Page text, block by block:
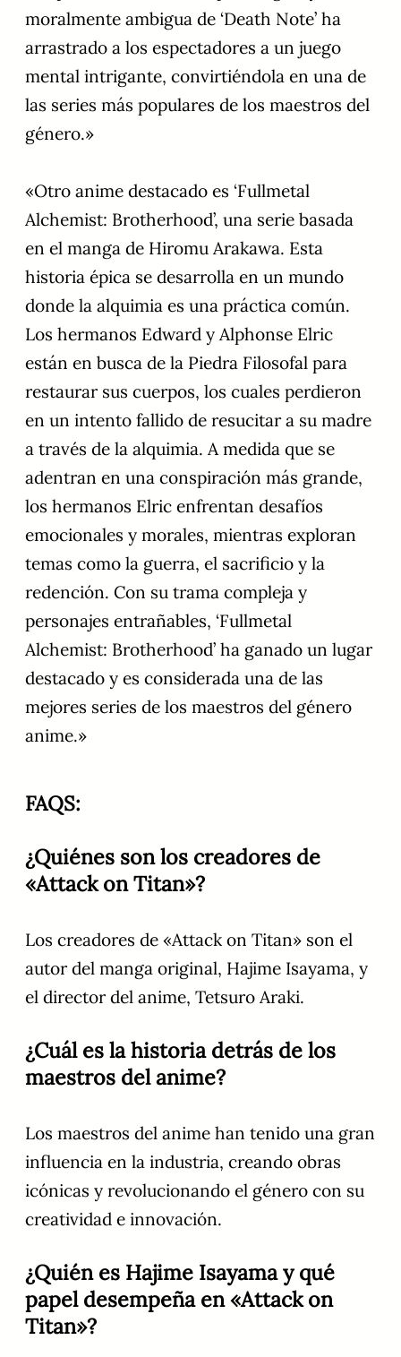
moralmente ambigua de ‘Death Note’ ha
arrastrado a los espectadores a un juego
mental intrigante, convirtiéndola en una de
las series más populares de los maestros del
género.»
«Otro anime destacado es ‘Fullmetal
Alchemist: Brotherhood’, una serie basada
en el manga de Hiromu Arakawa. Esta
historia épica se desarrolla en un mundo
donde la alquimia es una práctica común.
Los hermanos Edward y Alphonse Elric
están en busca de la Piedra Filosofal para
restaurar sus cuerpos, los cuales perdieron
en un intento fallido de resucitar a su madre
a través de la alquimia. A medida que se
adentran en una conspiración más grande,
los hermanos Elric enfrentan desafíos
emocionales y morales, mientras exploran
temas como la guerra, el sacrificio y la
redención. Con su trama compleja y
personajes entrañables, ‘Fullmetal
Alchemist: Brotherhood’ ha ganado un lugar
destacado y es considerada una de las
mejores series de los maestros del género
anime.»
FAQS:
¿Quiénes son los creadores de
«Attack on Titan»?
Los creadores de «Attack on Titan» son el
autor del manga original, Hajime Isayama, y
el director del anime, Tetsuro Araki.
¿Cuál es la historia detrás de los
maestros del anime?
Los maestros del anime han tenido una gran
influencia en la industria, creando obras
icónicas y revolucionando el género con su
creatividad e innovación.
¿Quién es Hajime Isayama y qué
papel desempeña en «Attack on
Titan»?